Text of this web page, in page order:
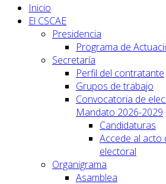
Inicio
El CSCAE
Presidencia
Programa de
Secretaría
Perfil del contratante
Grupos de trabajo
Convocatoria de
Mandato 2026-2029
Candidaturas
Accede al acto
electoral
Organigrama
Asamblea